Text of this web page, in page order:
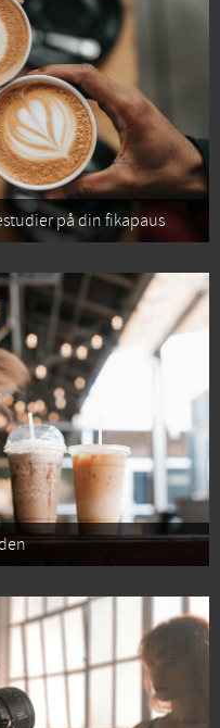
på din fikapaus